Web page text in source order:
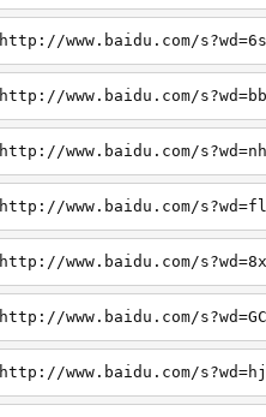
http://www.baidu.com/
http://www.baidu.com/
http://www.baidu.com/
http://www.baidu.com/
http://www.baidu.com/
http://www.baidu.com/
http://www.baidu.com/